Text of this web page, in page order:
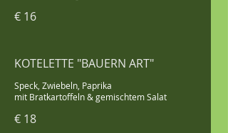
€ 16
KOTELETTE "BAUERN ART"
Speck, Zwiebeln, Paprika
mit Bratkartoffeln & gemischtem Salat
€ 18